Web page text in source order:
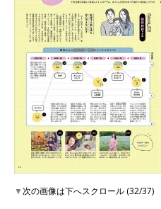
▼次の画像は下へスクロール (32/37)